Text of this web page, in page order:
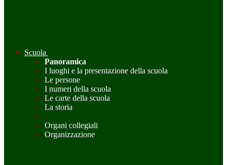
Scuola
Panoramica
I luoghi e la presentazione della scuola
Le persone
I numeri della scuola
Le carte della scuola
La storia
Organi collegiali
Organizzazione